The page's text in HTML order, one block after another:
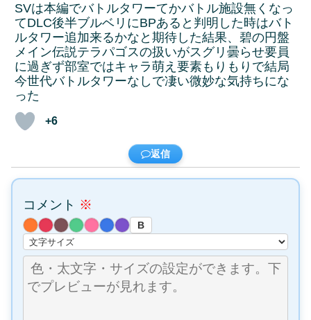
SVは本編でバトルタワーてかバトル施設無くなっ
てDLC後半ブルベリにBPあると判明した時はバト
ルタワー追加来るかなと期待した結果、碧の円盤
メイン伝説テラパゴスの扱いがスグリ曇らせ要員
に過ぎず部室ではキャラ萌え要素もりもりで結局
今世代バトルタワーなしで凄い微妙な気持ちにな
った
+6
返信
コメント ※
B